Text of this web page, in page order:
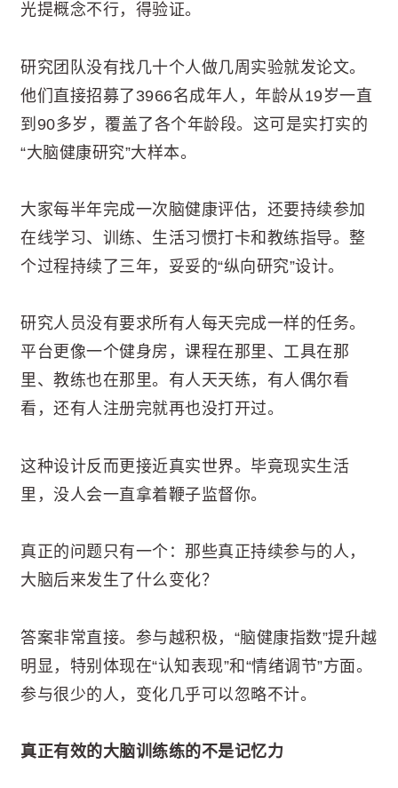
光提概念不行，得验证。
研究团队没有找几十个人做几周实验就发论文。
他们直接招募了3966名成年人，年龄从19岁一直
到90多岁，覆盖了各个年龄段。这可是实打实的
“大脑健康研究”大样本。
大家每半年完成一次脑健康评估，还要持续参加
在线学习、训练、生活习惯打卡和教练指导。整
个过程持续了三年，妥妥的“纵向研究”设计。
研究人员没有要求所有人每天完成一样的任务。
平台更像一个健身房，课程在那里、工具在那
里、教练也在那里。有人天天练，有人偶尔看
看，还有人注册完就再也没打开过。
这种设计反而更接近真实世界。毕竟现实生活
里，没人会一直拿着鞭子监督你。
真正的问题只有一个：那些真正持续参与的人，
大脑后来发生了什么变化？
答案非常直接。参与越积极，“脑健康指数”提升越
明显，特别体现在“认知表现”和“情绪调节”方面。
参与很少的人，变化几乎可以忽略不计。
真正有效的大脑训练练的不是记忆力